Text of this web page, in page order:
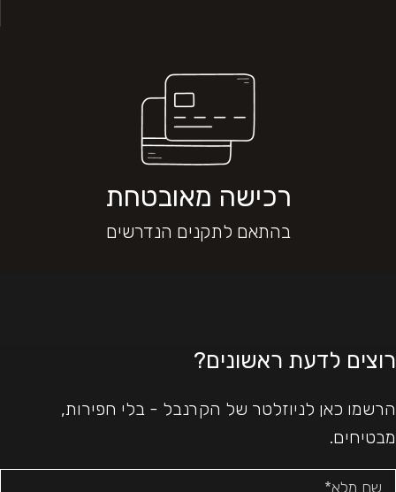
רכישה מאובטחת
בהתאם לתקנים הנדרשים
רוצים לדעת ראשונים?
הרשמו כאן לניוזלטר של הקרנבל - בלי חפירות,
מבטיחים.